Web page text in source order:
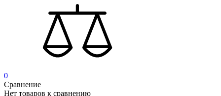
0
Сравнение
Нет товаров к сравнению